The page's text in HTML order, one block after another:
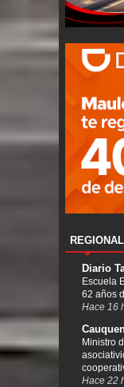
REGIONAL
Diario
Escuela
62 años
Hace 16
Ministro
Hace 22